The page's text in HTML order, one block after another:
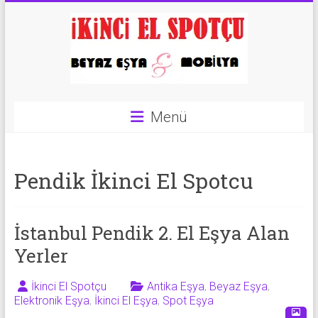
|
2.El
Eşya
Alanlar
|
Menü
Pendik İkinci El Spotcu
İstanbul Pendik 2. El Eşya Alan
Yerler
İkinci El Spotçu Antika Eşya, Beyaz Eşya,
Elektronik Eşya, İkinci El Eşya, Spot Eşya